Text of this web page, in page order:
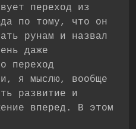
переход из
по тому, что он
рунам и назвал
даже
переход
я мыслю, вообще
развитие и
вперед. В этом